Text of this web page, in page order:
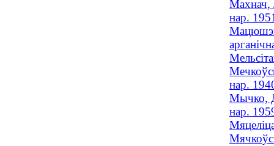
Махнач,
нар.
нар.
Мычко,
нар.